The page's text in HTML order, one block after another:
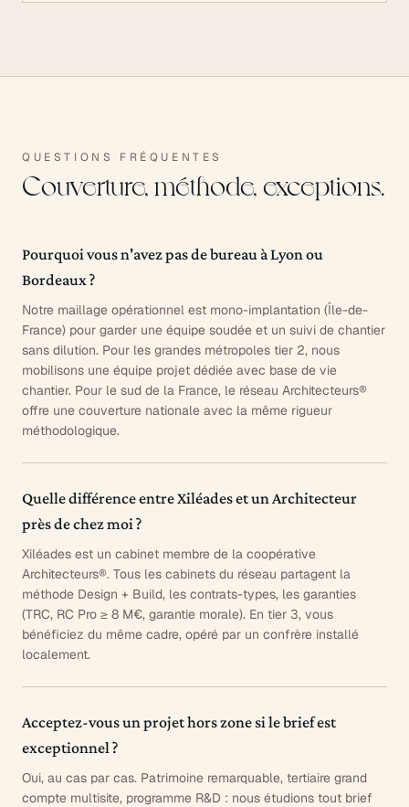
QUESTIONS FRÉQUENTES
Couverture, méthode, exceptions.
Pourquoi vous n'avez pas de bureau à Lyon ou
Bordeaux ?
Notre maillage opérationnel est mono-implantation (Île-de-
France) pour garder une équipe soudée et un suivi de chantier
sans dilution. Pour les grandes métropoles tier 2, nous
mobilisons une équipe projet dédiée avec base de vie
chantier. Pour le sud de la France, le réseau Architecteurs®
offre une couverture nationale avec la même rigueur
méthodologique.
Quelle différence entre Xiléades et un Architecteur
près de chez moi ?
Xiléades est un cabinet membre de la coopérative
Architecteurs®. Tous les cabinets du réseau partagent la
méthode Design + Build, les contrats-types, les garanties
(TRC, RC Pro ≥ 8 M€, garantie morale). En tier 3, vous
bénéficiez du même cadre, opéré par un confrère installé
localement.
Acceptez-vous un projet hors zone si le brief est
exceptionnel ?
Oui, au cas par cas. Patrimoine remarquable, tertiaire grand
compte multisite, programme R&D : nous étudions tout brief